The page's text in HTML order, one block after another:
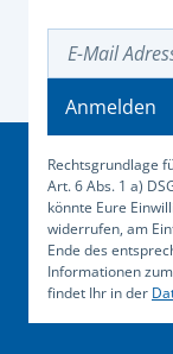
Rechtsgrundlage
Art. 6 Abs. 1 a)
könnte Eure
widerrufen, am
Ende des
Informationen
findet Ihr in der
Anmelden